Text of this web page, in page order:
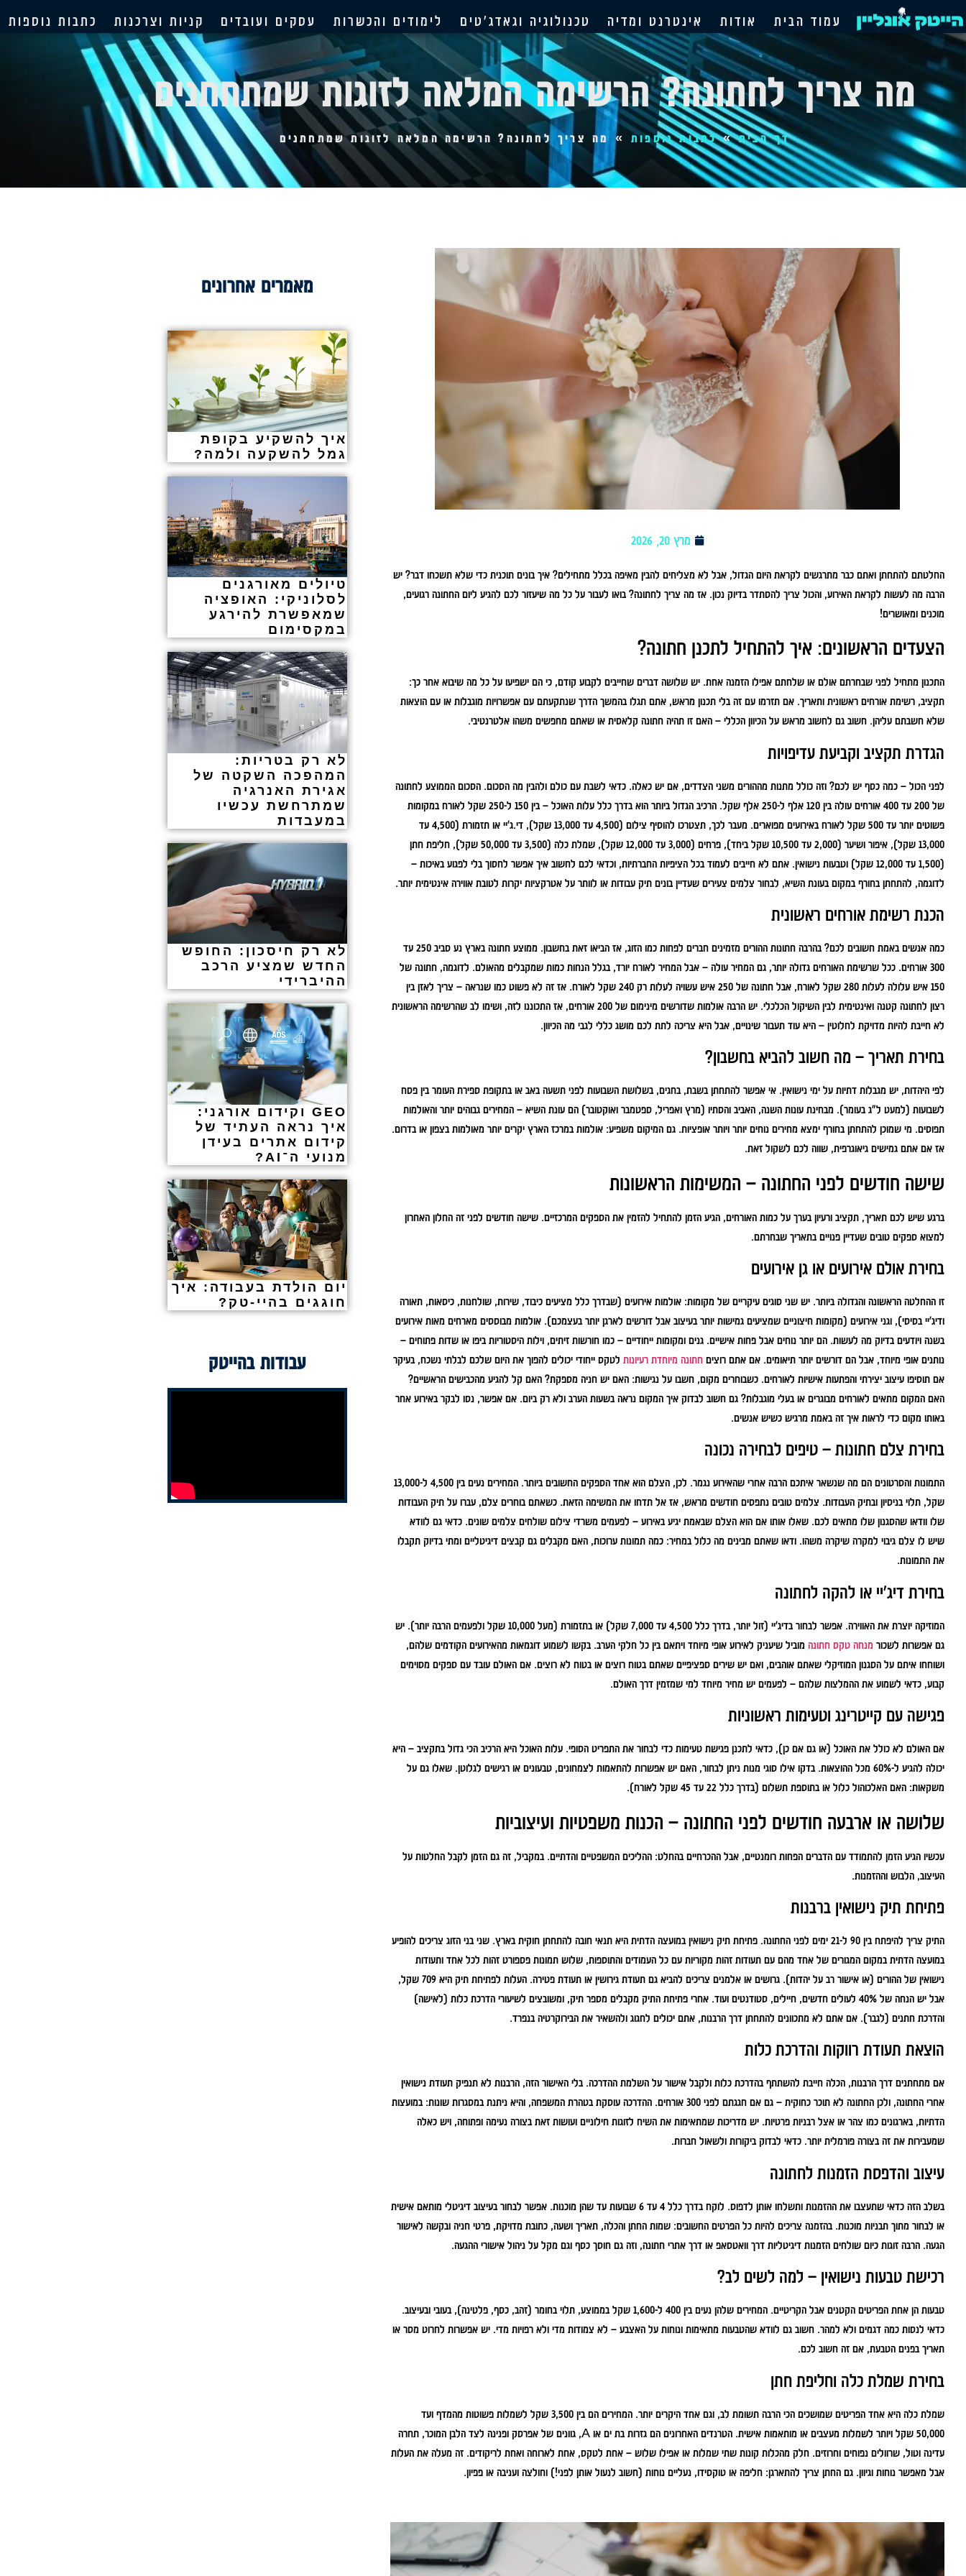
עמוד הבית אודות אינטרנט ומדיה טכנולוגיה וגאדג'טים לימודים והכשרות עסקים ועובדים קניות וצרכנות כתבות נוספות
מה צריך לחתונה? הרשימה המלאה לזוגות שמתחתנים
דף הבית»כתבות נוספות » מה צריך לחתונה? הרשימה המלאה לזוגות שמתחתנים
מרץ 20, 2026
החלטתם להתחתן ואתם כבר מתרגשים לקראת היום הגדול, אבל לא מצליחים להבין מאיפה בכלל מתחילים? איך בונים תוכנית כדי שלא תשכחו דבר? יש
הרבה מה לעשות לקראת האירוע, והכול צריך להסתדר בדיוק נכון. אז מה צריך לחתונה? בואו לעבור על כל מה שיעזור לכם להגיע ליום החתונה רגועים,
מוכנים ומאושרים!
הצעדים הראשונים: איך להתחיל לתכנן חתונה?
התכנון מתחיל לפני שבחרתם אולם או שלחתם אפילו הזמנה אחת. יש שלושה דברים שחייבים לקבוע קודם, כי הם ישפיעו על כל מה שיבוא אחר כך:
תקציב, רשימת אורחים ראשונית ותאריך. אם תזרמו עם זה בלי תכנון מראש, אתם תגלו בהמשך הדרך שנתקעתם עם אפשרויות מוגבלות או עם הוצאות
שלא חשבתם עליהן. חשוב גם לחשוב מראש על הכיוון הכללי – האם זו תהיה חתונה קלאסית או שאתם מחפשים משהו אלטרנטיבי.
הגדרת תקציב וקביעת עדיפויות
לפני הכול – כמה כסף יש לכם? וזה כולל מתנות מההורים משני הצדדים, אם יש כאלה. כדאי לשבת עם כולם ולהבין מה הסכום. הסכום הממוצע לחתונה
של 200 עד 400 אורחים עולה בין 120 אלף ל-250 אלף שקל. הרכיב הגדול ביותר הוא בדרך כלל עלות האוכל – בין 150 ל-250 שקל לאורח במקומות
פשוטים יותר עד 500 שקל לאורח באירועים מפוארים. מעבר לכך, תצטרכו להוסיף צילום (4,500 עד 13,000 שקל), די.ג'יי או תזמורת (4,500 עד
13,000 שקל), איפור ושיער (2,000 עד 10,500 שקל ביחד), פרחים (3,000 עד 12,000 שקל), שמלת כלה (3,500 עד 50,000 שקל), חליפת חתן
(1,500 עד 12,000 שקל) וטבעות נישואין. אתם לא חייבים לעמוד בכל הציפיות החברתיות, וכדאי לכם לחשוב איך אפשר לחסוך בלי לפגוע באיכות –
לדוגמה, להתחתן בחורף במקום בעונת השיא, לבחור צלמים צעירים שעדיין בונים תיק עבודות או לוותר על אטרקציות יקרות לטובת אווירה אינטימית יותר.
הכנת רשימת אורחים ראשונית
כמה אנשים באמת חשובים לכם? בהרבה חתונות ההורים מזמינים חברים לפחות כמו הזוג, אז הביאו זאת בחשבון. ממוצע חתונה בארץ נע סביב 250 עד
300 אורחים. ככל שרשימת האורחים גדולה יותר, גם המחיר עולה – אבל המחיר לאורח יורד, בגלל הנחות כמות שמקבלים מהאולם. לדוגמה, חתונה של
150 איש עלולה לעלות 280 שקל לאורח, אבל חתונה של 250 איש עשויה לעלות רק 240 שקל לאורח. אז זה לא פשוט כמו שנראה – צריך לאזן בין
רצון לחתונה קטנה ואינטימית לבין השיקול הכלכלי. יש הרבה אולמות שדורשים מינימום של 200 אורחים, אז התכוננו לזה, ושימו לב שהרשימה הראשונית
לא חייבת להיות מדויקת לחלוטין – היא עוד תעבור שינויים, אבל היא צריכה לתת לכם מושג כללי לגבי מה הכיוון.
בחירת תאריך – מה חשוב להביא בחשבון?
לפי היהדות, יש מגבלות דתיות על ימי נישואין. אי אפשר להתחתן בשבת, בחגים, בשלושת השבועות לפני תשעה באב או בתקופת ספירת העומר בין פסח
לשבועות (למעט ל"ג בעומר). מבחינת עונות השנה, האביב והסתיו (מרץ ואפריל, ספטמבר ואוקטובר) הם עונת השיא – המחירים גבוהים יותר והאולמות
תפוסים. מי שמוכן להתחתן בחורף ימצא מחירים נוחים יותר ויותר אופציות. גם המיקום משפיע: אולמות במרכז הארץ יקרים יותר מאולמות בצפון או בדרום.
אז אם אתם גמישים גיאוגרפית, שווה לכם לשקול זאת.
שישה חודשים לפני החתונה – המשימות הראשונות
ברגע שיש לכם תאריך, תקציב ורעיון בערך על כמות האורחים, הגיע הזמן להתחיל להזמין את הספקים המרכזיים. שישה חודשים לפני זה החלון האחרון
למצוא ספקים טובים שעדיין פנויים בתאריך שבחרתם.
בחירת אולם אירועים או גן אירועים
זו ההחלטה הראשונה והגדולה ביותר. יש שני סוגים עיקריים של מקומות: אולמות אירועים (שבדרך כלל מציעים כיבוד, שירות, שולחנות, כיסאות, תאורה
ודיג'יי בסיסי), וגני אירועים (מקומות חיצוניים שמציעים גמישות יותר בעיצוב אבל דורשים לארגן יותר בעצמכם). אולמות מבוססים מארחים מאות אירועים
בשנה ויודעים בדיוק מה לעשות. הם יותר נוחים אבל פחות אישיים. גנים ומקומות ייחודיים – כמו חורשות זיתים, וילות היסטוריות ביפו או שדות פתוחים –
נותנים אופי מיוחד, אבל הם דורשים יותר תיאומים. אם אתם רוצים חתונה מיוחדת רעיונות לטקס ייחודי יכולים להפוך את היום שלכם לבלתי נשכח, בעיקר
אם תוסיפו עיצוב יצירתי והפתעות אישיות לאורחים. כשבוחרים מקום, חשבו על נגישות: האם יש חניה מספקת? האם קל להגיע מהכבישים הראשיים?
האם המקום מתאים לאורחים מבוגרים או בעלי מוגבלות? גם חשוב לבדוק איך המקום נראה בשעות הערב ולא רק ביום. אם אפשר, נסו לבקר באירוע אחר
באותו מקום כדי לראות איך זה באמת מרגיש כשיש אנשים.
בחירת צלם חתונות – טיפים לבחירה נכונה
התמונות והסרטונים הם מה שנשאר איתכם הרבה אחרי שהאירוע נגמר. לכן, הצלם הוא אחד הספקים החשובים ביותר. המחירים נעים בין 4,500 ל-13,000
שקל, תלוי בניסיון ובתיק העבודות. צלמים טובים נתפסים חודשים מראש, אז אל תדחו את המשימה הזאת. כשאתם בוחרים צלם, עברו על תיק העבודות
שלו וודאו שהסגנון שלו מתאים לכם. שאלו אותו אם הוא הצלם שבאמת יגיע באירוע – לפעמים משרדי צילום שולחים צלמים שונים. כדאי גם לוודא
שיש לו צלם גיבוי למקרה שיקרה משהו. ודאו שאתם מבינים מה כלול במחיר: כמה תמונות ערוכות, האם מקבלים גם קבצים דיגיטליים ומתי בדיוק תקבלו
את התמונות.
בחירת דיג'יי או להקה לחתונה
המוזיקה יוצרת את האווירה. אפשר לבחור בדיג'יי (זול יותר, בדרך כלל 4,500 עד 7,000 שקל) או בתזמורת (מעל 10,000 שקל ולפעמים הרבה יותר). יש
גם אפשרות לשכור מנחה טקס חתונה מוביל שיעניק לאירוע אופי מיוחד ויתאם בין כל חלקי הערב. בקשו לשמוע דוגמאות מהאירועים הקודמים שלהם,
ושוחחו איתם על הסגנון המוזיקלי שאתם אוהבים, ואם יש שירים ספציפיים שאתם בטוח רוצים או בטוח לא רוצים. אם האולם עובד עם ספקים מסוימים
קבוע, כדאי לשמוע את ההמלצות שלהם – לפעמים יש מחיר מיוחד למי שמזמין דרך האולם.
פגישה עם קייטרינג וטעימות ראשוניות
אם האולם לא כולל את האוכל (או גם אם כן), כדאי לתכנן פגישת טעימות כדי לבחור את התפריט הסופי. עלות האוכל היא הרכיב הכי גדול בתקציב – היא
יכולה להגיע ל-60% מכל ההוצאות. בדקו אילו סוגי מנות ניתן לבחור, האם יש אפשרות להתאמות לצמחונים, טבעונים או רגישים לגלוטן. שאלו גם על
משקאות: האם האלכוהול כלול או בתוספת תשלום (בדרך כלל 22 עד 45 שקל לאורח).
שלושה או ארבעה חודשים לפני החתונה – הכנות משפטיות ועיצוביות
עכשיו הגיע הזמן להתמודד עם הדברים הפחות רומנטיים, אבל ההכרחיים בהחלט: ההליכים המשפטיים והדתיים. במקביל, זה גם הזמן לקבל החלטות על
העיצוב, הלבוש וההזמנות.
פתיחת תיק נישואין ברבנות
התיק צריך להיפתח בין 90 ל-21 ימים לפני החתונה. פתיחת תיק נישואין במועצה הדתית היא תנאי חובה להתחתן חוקית בארץ. שני בני הזוג צריכים להופיע
במועצה הדתית במקום המגורים של אחד מהם עם תעודות זהות מקוריות עם כל העמודים והתוספות, שלוש תמונות פספורט זהות לכל אחד ותעודות
נישואין של ההורים (או אישור רב על יהדות). גרושים או אלמנים צריכים להביא גם תעודת גירושין או תעודת פטירה. העלות לפתיחת תיק היא 709 שקל,
אבל יש הנחה של 40% לעולים חדשים, חיילים, סטודנטים ועוד. אחרי פתיחת התיק מקבלים מספר תיק, ומשובצים לשיעורי הדרכת כלות (לאישה)
והדרכת חתנים (לגבר). אם אתם לא מתכוונים להתחתן דרך הרבנות, אתם יכולים לחגוג ולהשאיר את הבירוקרטיה בנפרד.
הוצאת תעודת רווקות והדרכת כלות
אם מתחתנים דרך הרבנות, הכלה חייבת להשתתף בהדרכת כלות ולקבל אישור על השלמת ההדרכה. בלי האישור הזה, הרבנות לא תנפיק תעודת נישואין
אחרי החתונה, ולכן החתונה לא תוכר כחוקית – גם אם חגגתם לפני 300 אורחים. ההדרכה עוסקת בטהרת המשפחה, והיא ניתנת במסגרות שונות: במועצות
הדתיות, בארגונים כמו צהר או אצל רבניות פרטיות. יש מדריכות שמתאימות את השיח לזוגות חילוניים ועושות זאת בצורה נעימה ופתוחה, ויש כאלה
שמעבירות את זה בצורה פורמלית יותר. כדאי לבדוק ביקורות ולשאול חברות.
עיצוב והדפסת הזמנות לחתונה
בשלב הזה כדאי שתעצבו את ההזמנות ותשלחו אותן לדפוס. לוקח בדרך כלל 4 עד 6 שבועות עד שהן מוכנות. אפשר לבחור בעיצוב דיגיטלי מותאם אישית
או לבחור מתוך תבניות מוכנות. בהזמנה צריכים להיות כל הפרטים החשובים: שמות החתן והכלה, תאריך ושעה, כתובת מדויקת, פרטי חניה ובקשה לאישור
הגעה. הרבה זוגות כיום שולחים הזמנות דיגיטליות דרך וואטסאפ או דרך אתרי חתונה, וזה גם חוסך כסף וגם מקל על ניהול אישורי ההגעה.
רכישת טבעות נישואין – למה לשים לב?
טבעות הן אחת הפריטים הקטנים אבל הקריטיים. המחירים שלהן נעים בין 400 ל-1,600 שקל בממוצע, תלוי בחומר (זהב, כסף, פלטינה), בעובי ובעיצוב.
כדאי לנסות כמה דגמים ולא למהר. חשוב גם לוודא שהטבעות מתאימות ונוחות על האצבע – לא צמודות מדי ולא רפויות מדי. יש אפשרות לחרוט מסר או
תאריך בפנים הטבעת, אם זה חשוב לכם.
בחירת שמלת כלה וחליפת חתן
שמלת כלה היא אחד הפריטים שמושכים הכי הרבה תשומת לב, וגם אחד היקרים יותר. המחירים הם בין 3,500 שקל לשמלות פשוטות מהמדף ועד
50,000 שקל ויותר לשמלות מעצבים או מותאמות אישית. הטרנדים האחרונים הם גזרות בת ים או A, גוונים של אפרסק ופנינה לצד הלבן המוכר, תחרה
עדינה וטול, שרוולים נפוחים וחרוזים. חלק מהכלות קונות שתי שמלות או אפילו שלוש – אחת לטקס, אחת לארוחה ואחת לריקודים. זה מעלה את העלות
אבל מאפשר נוחות וגיוון. גם החתן צריך להתארגן: חליפה או טוקסידו, נעליים נוחות (חשוב לנעול אותן לפני!) וחולצה ועניבה או פפיון.
מאמרים אחרונים
איך להשקיע בקופת
גמל להשקעה ולמה?
טיולים מאורגנים
לסלוניקי: האופציה
שמאפשרת להירגע
במקסימום
לא רק בטריות:
המהפכה השקטה של
אגירת האנרגיה
שמתרחשת עכשיו
במעבדות
לא רק חיסכון: החופש
החדש שמציע הרכב
ההיברידי
GEO וקידום אורגני:
איך נראה העתיד של
קידום אתרים בעידן
מנועי ה־AI?
יום הולדת בעבודה: איך
חוגגים בהיי-טק?
עבודות בהייטק